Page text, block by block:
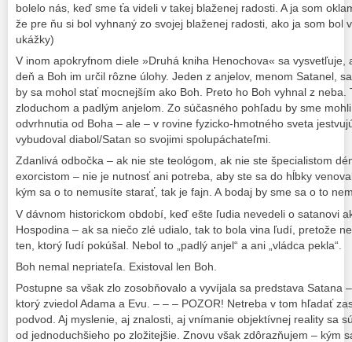
bolelo nás, keď sme ťa videli v takej blaženej radosti. A ja som
že pre ňu si bol vyhnaný zo svojej blaženej radosti, ako ja som bol
ukážky)
V inom apokryfnom diele »Druhá kniha Henochova« sa vysvetľuje,
deň a Boh im určil rôzne úlohy. Jeden z anjelov, menom Satanel,
by sa mohol stať mocnejším ako Boh. Preto ho Boh vyhnal z neba.
zloduchom a padlým anjelom. Zo súčasného pohľadu by sme
odvrhnutia od Boha – ale – v rovine fyzicko-hmotného sveta
vybudoval diabol/Satan so svojimi spolupáchateľmi.
Zdanlivá odbočka – ak nie ste teológom, ak nie ste špecialistom
exorcistom – nie je nutnosť ani potreba, aby ste sa do hĺbky
kým sa o to nemusíte starať, tak je fajn. A bodaj by sme sa o to
V dávnom historickom období, keď ešte ľudia nevedeli o satanovi
Hospodina – ak sa niečo zlé udialo, tak to bola vina ľudí, pretože
ten, ktorý ľudí pokúšal. Nebol to „padlý anjel“ a ani „vládca pekla“.
Boh nemal nepriateľa. Existoval len Boh.
Postupne sa však zlo zosobňovalo a vyvíjala sa predstava Satana
ktorý zviedol Adama a Evu. – – – POZOR! Netreba v tom hľadať
podvod. Aj myslenie, aj znalosti, aj vnímanie objektívnej reality sa
od jednoduchšieho po zložitejšie. Znovu však zdôrazňujem – kým